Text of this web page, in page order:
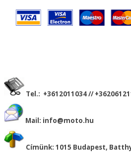
Tel.: +3612011034 //
Mail: info@moto.hu
Címünk: 1015 Budapest,